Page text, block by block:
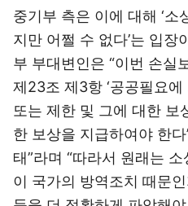
중기부 측은 이에 대해 ‘
지만 어쩔 수 없다’는 입장
부 부대변인은 “이번 손실
제23조 제3항 ‘공공필요
또는 제한 및 그에 대한 보
한 보상을 지급하여야 한
태”라며 “따라서 원래는
이 국가의 방역조치 때문